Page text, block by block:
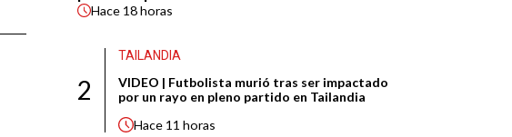
Hace 18 horas
2
TAILANDIA
VIDEO | Futbolista murió tras ser impactado
por un rayo en pleno partido en Tailandia
Hace 11 horas